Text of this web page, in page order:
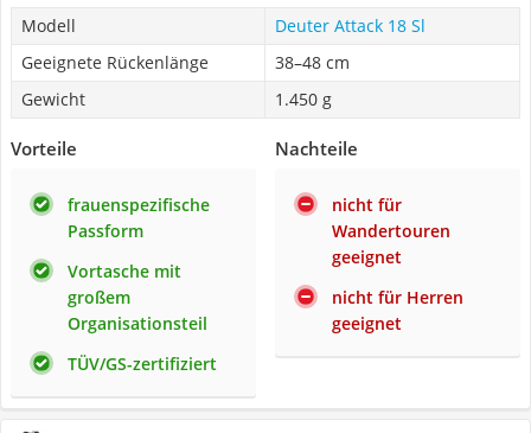
Modell
Deuter Attack 18 Sl
Geeignete Rückenlänge
38–48 cm
Gewicht
1.450 g
Vorteile
frauenspezifische
Passform
Vortasche mit
großem
Organisationsteil
TÜV/GS-zertifiziert
Nachteile
nicht für
Wandertouren
geeignet
nicht für Herren
geeignet